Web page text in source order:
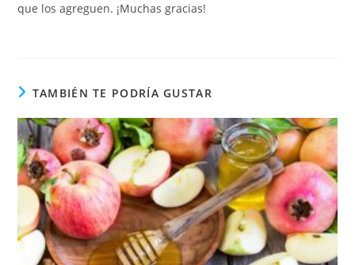
que los agreguen. ¡Muchas gracias!
TAMBIÉN TE PODRÍA GUSTAR